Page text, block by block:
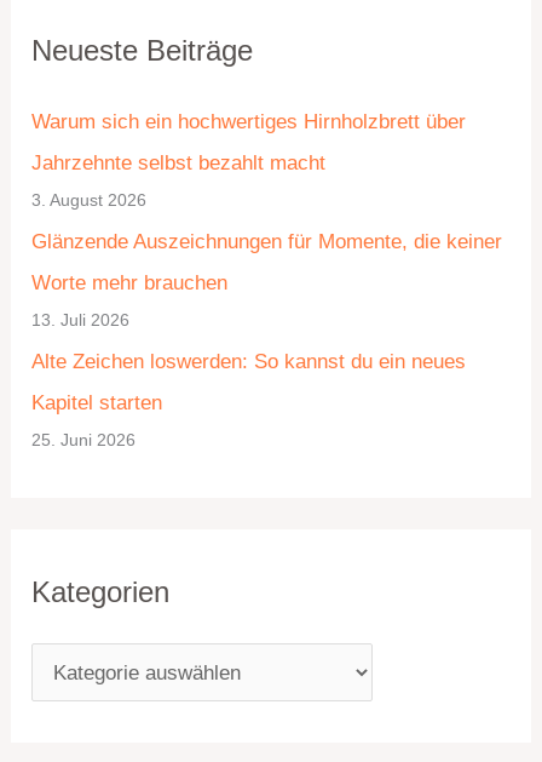
Neueste Beiträge
Warum sich ein hochwertiges Hirnholzbrett über
Jahrzehnte selbst bezahlt macht
3. August 2026
Glänzende Auszeichnungen für Momente, die keiner
Worte mehr brauchen
13. Juli 2026
Alte Zeichen loswerden: So kannst du ein neues
Kapitel starten
25. Juni 2026
Kategorien
a
e
g
o
r
i
r
h
i
v